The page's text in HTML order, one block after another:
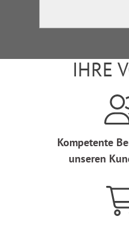
IHRE
Kompetente
unseren